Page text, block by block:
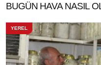
BUGÜN HAVA NASIL
YEREL